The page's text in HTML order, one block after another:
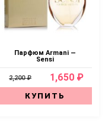
Парфюм Armani —
Sensi
2,200 ₽ 1,650 ₽
КУПИТЬ